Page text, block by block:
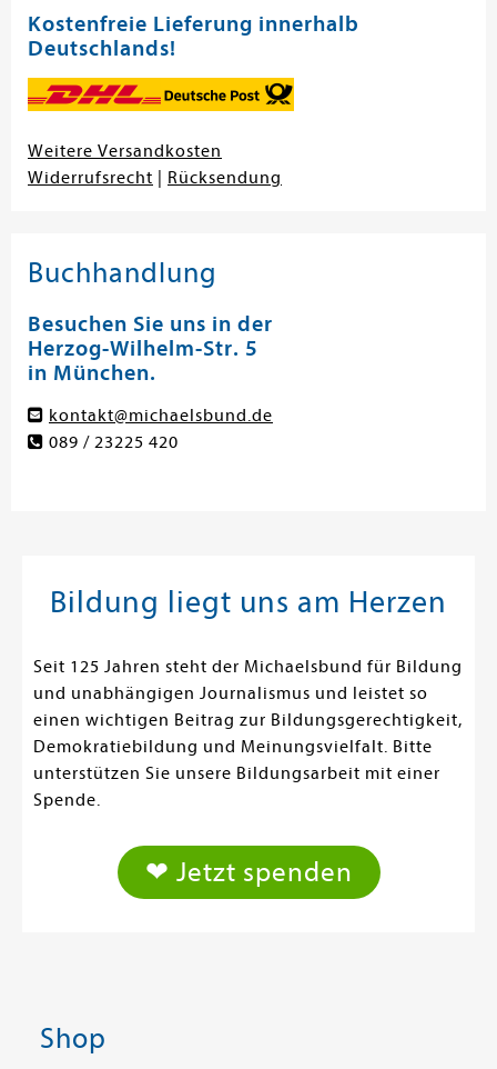
Kostenfreie Lieferung innerhalb
Deutschlands!
Weitere Versandkosten
Widerrufsrecht
Rücksendung
Buchhandlung
Besuchen Sie uns in der
Herzog-Wilhelm-Str. 5
in München.
kontakt@michaelsbund.de
089 / 23225 420
Bildung liegt uns am Herzen
Seit 125 Jahren steht der Michaelsbund für Bildung
und unabhängigen Journalismus und leistet so
einen wichtigen Beitrag zur Bildungsgerechtigkeit,
Demokratiebildung und Meinungsvielfalt. Bitte
unterstützen Sie unsere Bildungsarbeit mit einer
Spende.
❤ Jetzt spenden
Shop